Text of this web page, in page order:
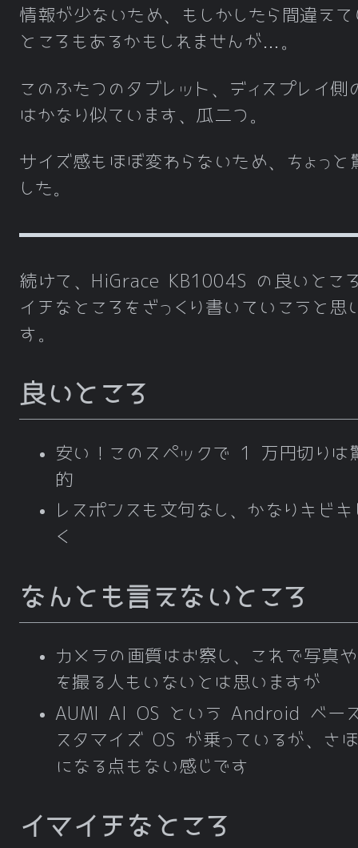
スペック Fire HD 10
ディスプレイ 10.1 インチ
RAM 4GB
バッテリー 6,300mAh
重量 468g
スピーカー デュアルステレオ
発売日
情報が少ないため、もしかしたら間違えて
ところもあるかもしれませんが…。
このふたつのタブレット、ディスプレイ側
はかなり似ています、瓜二つ。
サイズ感もほぼ変わらないため、ちょっと
した。
続けて、HiGrace KB1004S の良いとこ
イチなところをざっくり書いていこうと思
す。
良いところ
安い！このスペックで 1 万円切りは
的
レスポンスも文句なし、かなりキビ
く
なんとも言えないところ
カメラの画質はお察し、これで写真
を撮る人もいないとは思いますが
AUMI AI OS という Android ベー
スタマイズ OS が乗っているが、さ
になる点もない感じです
イマイチなところ